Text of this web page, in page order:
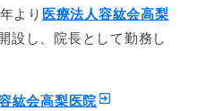
より 医療法人容紘会高梨
設し、院長として勤務し
紘会高梨医院